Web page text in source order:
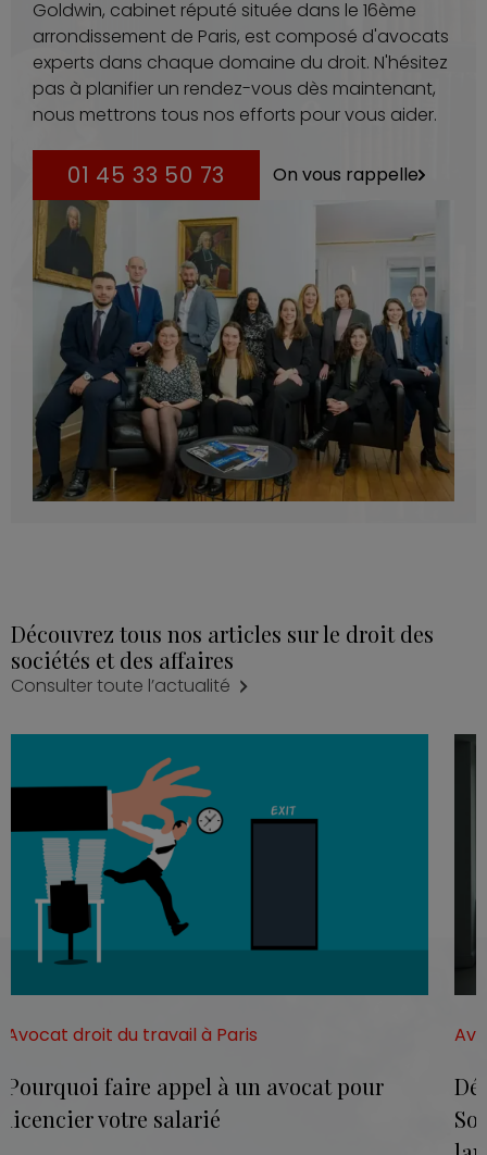
Goldwin, cabinet réputé située dans le 16ème
arrondissement de Paris, est composé d'avocats
experts dans chaque domaine du droit. N'hésitez
pas à planifier un rendez-vous dès maintenant,
nous mettrons tous nos efforts pour vous aider.
01 45 33 50 73 On vous rappelle
Découvrez tous nos articles sur le droit des
sociétés et des affaires
Consulter toute l’actualité
Avocat droit du travail à Paris
Pourquoi faire appel à un avocat pour
licencier votre salarié